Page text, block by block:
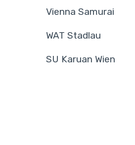
Vienna Samurai
WAT Stadlau
SU Karuan Wien